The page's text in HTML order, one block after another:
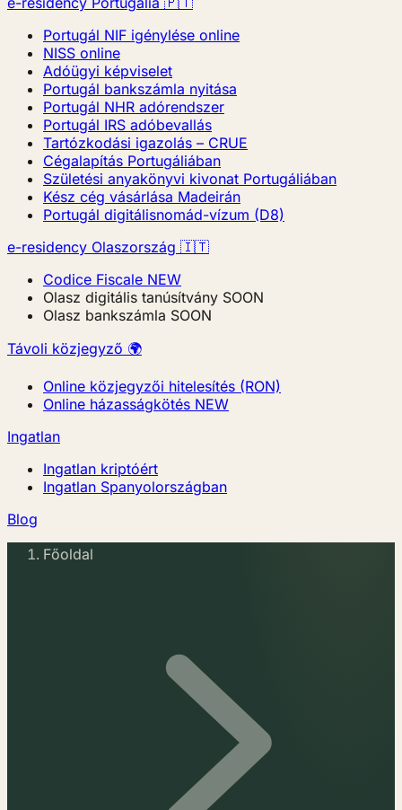
Portugál NIF igénylése online
NISS online
Adóügyi képviselet
Portugál bankszámla nyitása
Portugál NHR adórendszer
Portugál IRS adóbevallás
Tartózkodási igazolás – CRUE
Cégalapítás Portugáliában
Születési anyakönyvi kivonat Portugáliában
Kész cég vásárlása Madeirán
Portugál digitálisnomád-vízum (D8)
e-residency Olaszország 🇮🇹
Codice Fiscale NEW
Olasz digitális tanúsítvány SOON
Olasz bankszámla SOON
Távoli közjegyző 🌍
Online közjegyzői hitelesítés (RON)
Online házasságkötés NEW
Ingatlan
Ingatlan kriptóért
Ingatlan Spanyolországban
Blog
Főoldal